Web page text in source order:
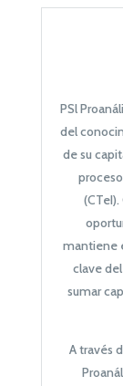
PSl
del
de su
mantiene
clave
sumar
A través